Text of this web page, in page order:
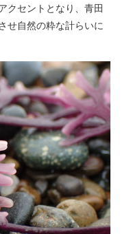
クセントとなり、青田
せ自然の粋な計らいに